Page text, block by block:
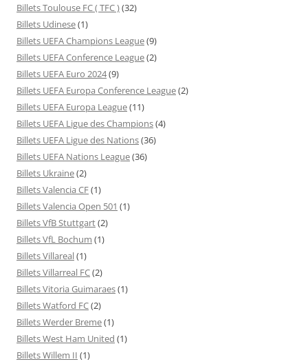
Billets Toulouse FC ( TFC )(32)
Billets Udinese(1)
Billets UEFA Champions League(9)
Billets UEFA Conference League(2)
Billets UEFA Euro 2024(9)
Billets UEFA Europa Conference League(2)
Billets UEFA Europa League(11)
Billets UEFA Ligue des Champions(4)
Billets UEFA Ligue des Nations(36)
Billets UEFA Nations League(36)
Billets Ukraine(2)
Billets Valencia CF(1)
Billets Valencia Open 501 (1)
Billets VfB Stuttgart(2)
Billets VfL Bochum (1)
Billets Villareal(1)
Billets Villarreal FC(2)
Billets Vitoria Guimaraes(1)
Billets Watford FC(2)
Billets Werder Breme(1)
Billets West Ham United (1)
Billets Willem II (1)